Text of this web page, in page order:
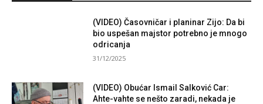
(VIDEO) Časovničar i planinar Zijo: Da bi
bio uspešan majstor potrebno je mnogo
odricanja
31/12/2025
(VIDEO) Obućar Ismail Salković Car:
Ahte-vahte se nešto zaradi, nekada je